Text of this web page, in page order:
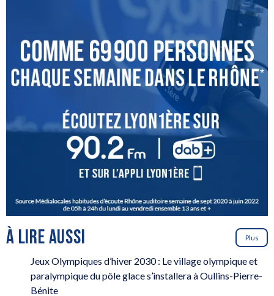
À LIRE AUSSI Plus
Jeux Olympiques d’hiver 2030 : Le village olympique et
paralympique du pôle glace s’installera à Oullins-Pierre-
Bénite